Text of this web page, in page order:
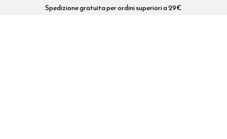
Spedizione gratuita per ordini superiori a 29€